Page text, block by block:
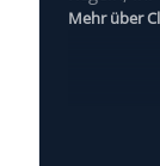
Mehr über